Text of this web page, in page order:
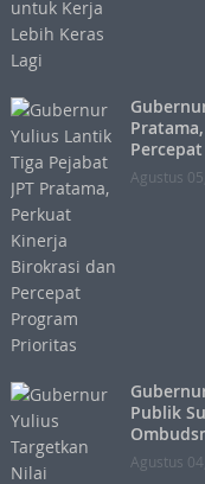
Agustus
Publik
Agustus